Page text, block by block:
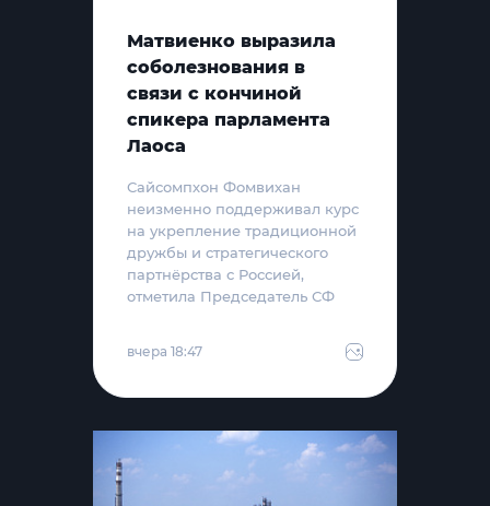
Матвиенко выразила
соболезнования в
связи с кончиной
спикера парламента
Лаоса
Сайсомпхон Фомвихан
неизменно поддерживал курс
на укрепление традиционной
дружбы и стратегического
партнёрства с Россией,
отметила Председатель СФ
вчера 18:47